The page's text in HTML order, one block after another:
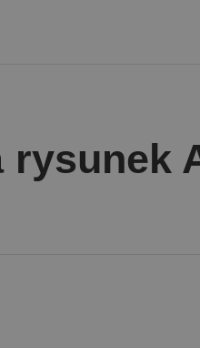
rysunek